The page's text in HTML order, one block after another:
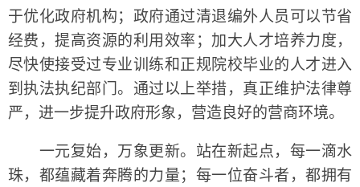
于优化政府机构；政府通过清退编外人员可以节省
经费，提高资源的利用效率；加大人才培养力度，
尽快使接受过专业训练和正规院校毕业的人才进入
到执法执纪部门。通过以上举措，真正维护法律尊
严，进一步提升政府形象，营造良好的营商环境。
一元复始，万象更新。站在新起点，每一滴水
珠，都蕴藏着奔腾的力量；每一位奋斗者，都拥有